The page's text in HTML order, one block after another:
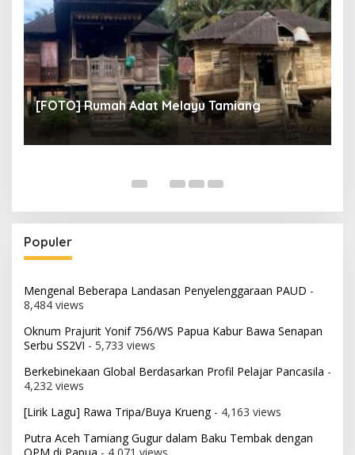
[FOTO] Rumah Adat Melayu Tamiang
Populer
Mengenal Beberapa Landasan Penyelenggaraan PAUD -
8,484 views
Oknum Prajurit Yonif 756/WS Papua Kabur Bawa Senapan
Serbu SS2VI - 5,733 views
Berkebinekaan Global Berdasarkan Profil Pelajar Pancasila -
4,232 views
[Lirik Lagu] Rawa Tripa/Buya Krueng- 4,163 views
Putra Aceh Tamiang Gugur dalam Baku Tembak dengan